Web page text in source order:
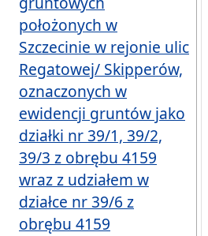
położonych w
Szczecinie w rejonie ulic
Regatowej/ Skipperów,
oznaczonych w
ewidencji gruntów jako
działki nr 39/1, 39/2,
39/3 z obrębu 4159
wraz z udziałem w
działce nr 39/6 z
obrębu 4159